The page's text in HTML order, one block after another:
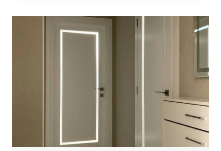
الجدران